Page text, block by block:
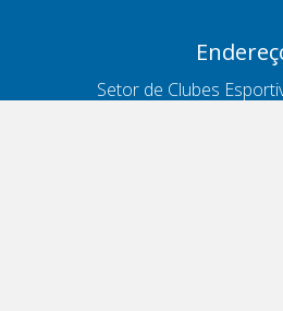
Setor de Clubes